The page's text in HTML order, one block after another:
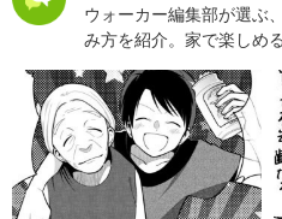
ウォーカー編集部が選ぶ
み方を紹介。家で楽しめ